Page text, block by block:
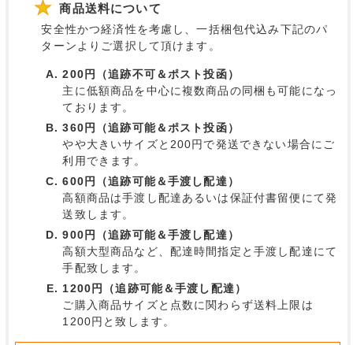
商品送料について
安全性かつ経済性を考慮し、一括梱包代込み下記のパ
ターンよりご選択して頂けます。
200円（追跡不可＆ポスト投函）
主に低額商品を中心に複数商品の同梱も可能になっ
ております。
360円（追跡可能＆ポスト投函）
やや大きいサイズと200円で発送できない場合にご
利用できます。
600円（追跡可能＆手渡し配達）
高額商品は手渡し配達あるいは保証付書留便にて発
送致します。
900円（追跡可能＆手渡し配達）
高額大型商品など、配達時間指定と手渡し配達にて
手配致します。
1200円（追跡可能＆手渡し配達）
ご購入商品サイズと点数に関わらず送料上限は
1200円と致します。